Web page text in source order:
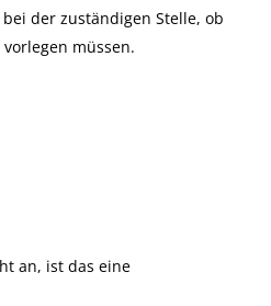
der zuständigen Stelle, ob
müssen.
an, ist das eine